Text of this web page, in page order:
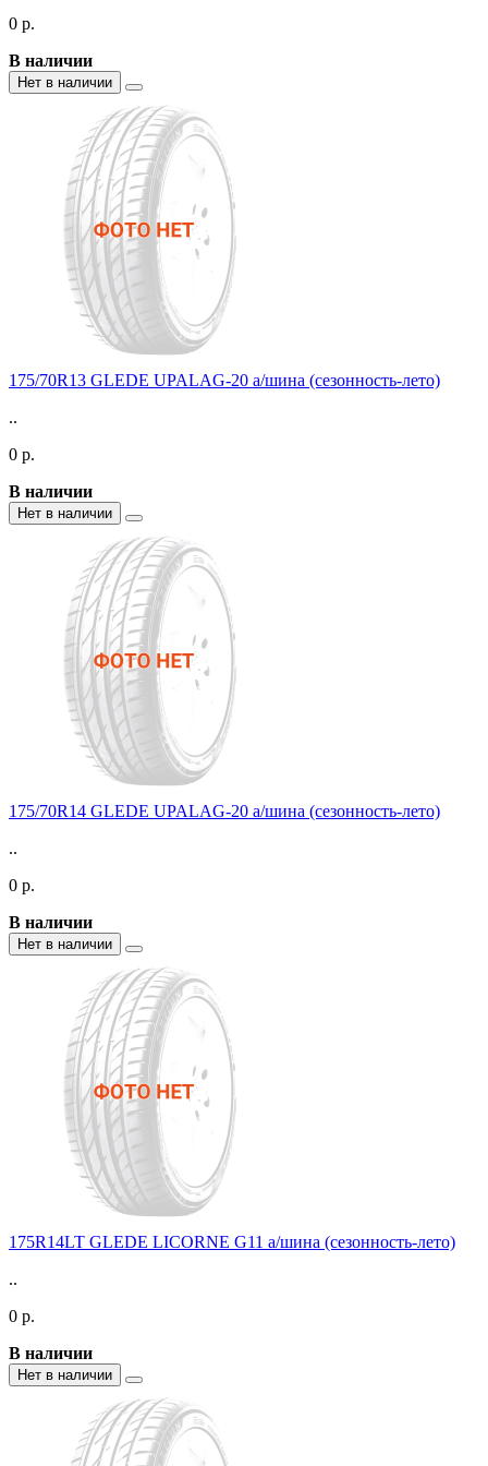
0 р.
В наличии
Нет в наличии
175/70R13 GLEDE UPALAG-20 а/шина (сезонность-лето)
..
0 р.
В наличии
Нет в наличии
175/70R14 GLEDE UPALAG-20 а/шина (сезонность-лето)
..
0 р.
В наличии
Нет в наличии
175R14LT GLEDE LICORNE G11 а/шина (сезонность-лето)
..
0 р.
В наличии
Нет в наличии